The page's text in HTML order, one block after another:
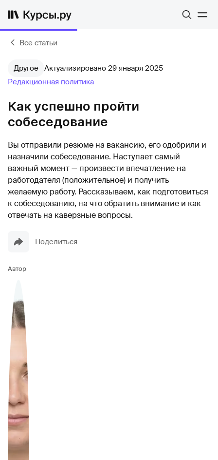
Все статьи
Другое Актуализировано 29 января 2025
Редакционная политика
Как успешно пройти
собеседование
Вы отправили резюме на вакансию, его одобрили и
назначили собеседование. Наступает самый
важный момент — произвести впечатление на
работодателя (положительное) и получить
желаемую работу. Рассказываем, как подготовиться
к собеседованию, на что обратить внимание и как
отвечать на каверзные вопросы.
Поделиться
Автор